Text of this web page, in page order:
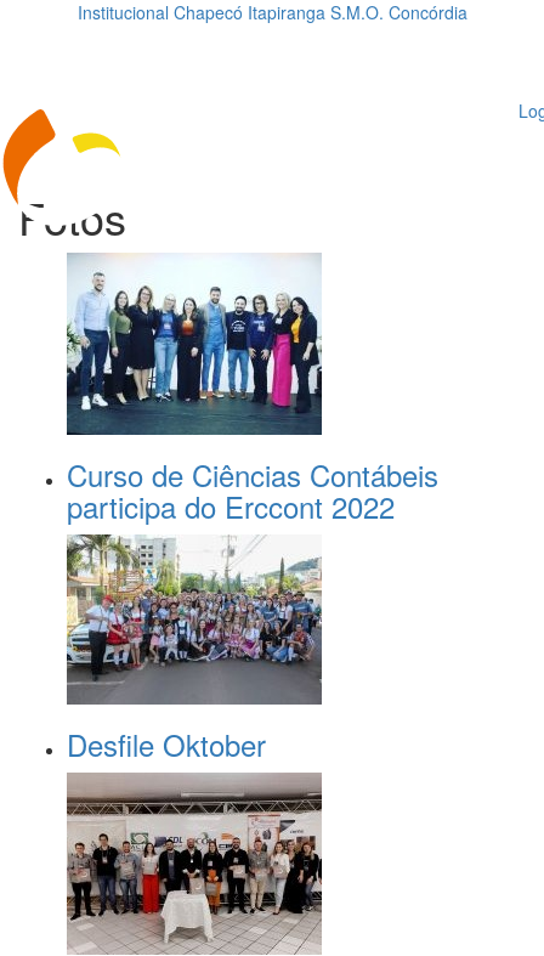
Institucional Chapecó Itapiranga S.M.O. Concórdia
Fotos
Curso de Ciências Contábeis
participa do Erccont 2022
Desfile Oktober